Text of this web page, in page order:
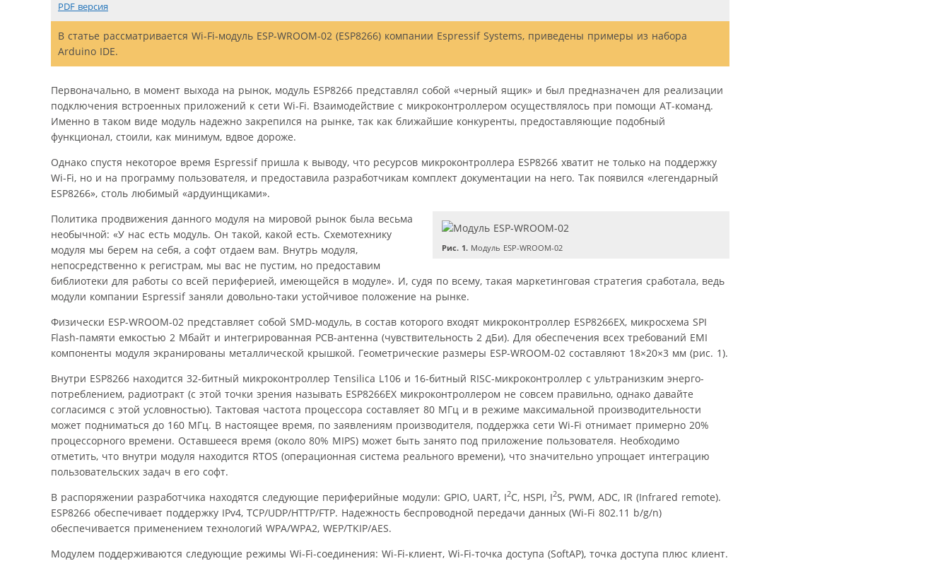
PDF версия
В статье рассматривается Wi­-Fi-модуль ESP-­WROOM-­02 (ESP8266) компании Espressif Systems, приведены примеры из набора
Arduino IDE.
Первоначально, в момент выхода на рынок, модуль ESP8266 представлял собой «черный ящик» и был предназначен для реализации
подключения встроенных приложений к сети Wi-Fi. Взаимодействие с микроконтроллером осуществлялось при помощи АТ-команд.
Именно в таком виде модуль надежно закрепился на рынке, так как ближайшие конкуренты, предоставляющие подобный
функционал, стоили, как минимум, вдвое дороже.
Однако спустя некоторое время Espressif пришла к выводу, что ресурсов микроконтроллера ESP8266 хватит не только на поддержку
Wi-Fi, но и на программу пользователя, и предоставила разработчикам комплект документации на него. Так появился «легендарный
ESP8266», столь любимый «ардуинщиками».
Рис. 1. Модуль ESP-WROOM-02
Политика продвижения данного модуля на мировой рынок была весьма
необычной: «У нас есть модуль. Он такой, какой есть. Схемотехнику
модуля мы берем на себя, а софт отдаем вам. Внутрь модуля,
непосредственно к регистрам, мы вас не пустим, но предоставим
библиотеки для работы со всей периферией, имеющейся в модуле». И, судя по всему, такая маркетинговая стратегия сработала, ведь
модули компании Espressif заняли довольно-таки устойчивое положение на рынке.
Физически ESP-WROOM-02 представляет собой SMD-модуль, в состав которого входят микроконтроллер ESP8266EX, микросхема SPI
Flash-памяти емкостью 2 Mбайт и интегрированная PCB-антенна (чувствительность 2 дБи). Для обеспечения всех требований EMI
компоненты модуля экранированы металлической крышкой. Геометрические размеры ESP-WROOM-02 составляют 18×20×3 мм (рис. 1).
Внутри ESP8266 находится 32-битный микроконтроллер Tensilica L106 и 16-битный RISC-микроконтроллер с ультранизким энерго­
потреблением, радиотракт (с этой точки зрения называть ESP8266EX микроконтроллером не совсем правильно, однако давайте
согласимся с этой условностью). Тактовая частота процессора составляет 80 МГц и в режиме максимальной производительности
может подниматься до 160 МГц. В настоящее время, по заявлениям производителя, поддержка сети Wi-Fi отнимает примерно 20%
процессорного времени. Оставшееся время (около 80% MIPS) может быть занято под приложение пользователя. Необходимо
отметить, что внутри модуля находится RTOS (операционная система реального времени), что значительно упрощает интеграцию
пользовательских задач в его софт.
В распоряжении разработчика находятся следующие периферийные модули: GPIO, UART, I2C, HSPI, I2S, PWM, ADC, IR (Infrared remote).
ESP8266 обеспечивает поддержку IPv4, TCP/UDP/HTTP/FTP. Надежность беспроводной передачи данных (Wi-Fi 802.11 b/g/n)
обеспечивается применением технологий WPA/WPA2, WEP/TKIP/AES.
Модулем поддерживаются следующие режимы Wi-Fi-соединения: Wi-Fi-клиент, Wi-Fi-точка доступа (SoftAP), точка доступа плюс клиент.